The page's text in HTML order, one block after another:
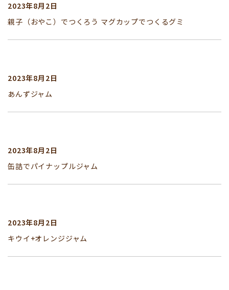
2023年8月2日
親子（おやこ）でつくろう マグカップでつくるグミ
2023年8月2日
あんずジャム
2023年8月2日
缶詰でパイナップルジャム
2023年8月2日
キウイ+オレンジジャム